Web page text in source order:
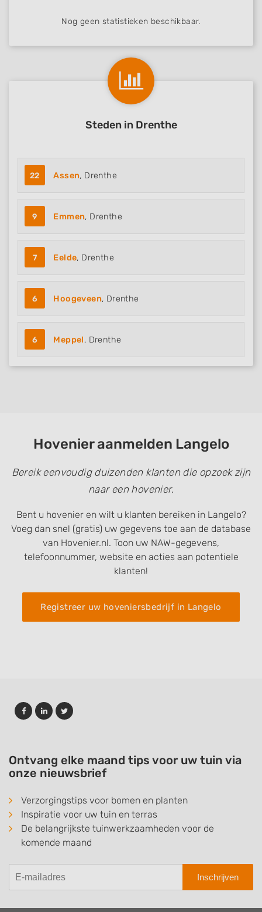
Nog geen statistieken beschikbaar.
Steden in Drenthe
22 Assen, Drenthe
9 Emmen, Drenthe
7 Eelde, Drenthe
6 Hoogeveen, Drenthe
6 Meppel, Drenthe
Hovenier aanmelden Langelo
Bereik eenvoudig duizenden klanten die opzoek zijn
naar een hovenier.
Bent u hovenier en wilt u klanten bereiken in Langelo?
Voeg dan snel (gratis) uw gegevens toe aan de database
van Hovenier.nl. Toon uw NAW-gegevens,
telefoonnummer, website en acties aan potentiele
klanten!
Registreer uw hoveniersbedrijf in Langelo
Ontvang elke maand tips voor uw tuin via
onze nieuwsbrief
Verzorgingstips voor bomen en planten
Inspiratie voor uw tuin en terras
De belangrijkste tuinwerkzaamheden voor de
komende maand
Inschrijven